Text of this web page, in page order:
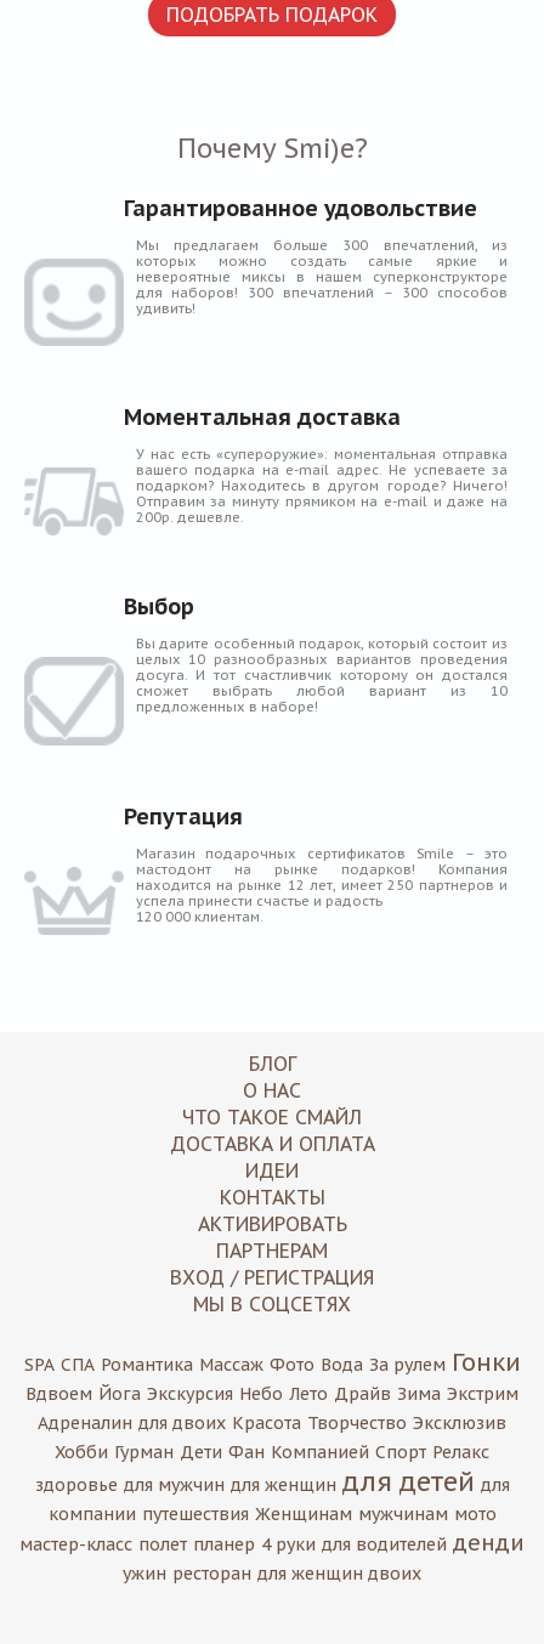
ПОДОБРАТЬ ПОДАРОК
Почему Smi)e?
Гарантированное удовольствие
Мы предлагаем больше 300 впечатлений, из
которых можно создать самые яркие и
невероятные миксы в нашем суперконструкторе
для наборов! 300 впечатлений – 300 способов
удивить!
Моментальная доставка
У нас есть «супероружие»: моментальная отправка
вашего подарка на e-mail адрес. Не успеваете за
подарком? Находитесь в другом городе? Ничего!
Отправим за минуту прямиком на e-mail и даже на
200р. дешевле.
Выбор
Вы дарите особенный подарок, который состоит из
целых 10 разнообразных вариантов проведения
досуга. И тот счастливчик которому он достался
сможет выбрать любой вариант из 10
предложенных в наборе!
Репутация
Магазин подарочных сертификатов Smile – это
мастодонт на рынке подарков! Компания
находится на рынке 12 лет, имеет 250 партнеров и
успела принести счастье и радость
120 000 клиентам.
БЛОГ
О НАС
ЧТО ТАКОЕ СМАЙЛ
ДОСТАВКА И ОПЛАТА
ИДЕИ
КОНТАКТЫ
АКТИВИРОВАТЬ
ПАРТНЕРАМ
ВХОД / РЕГИСТРАЦИЯ
МЫ В СОЦСЕТЯХ
SPA СПА Романтика Массаж Фото Вода За рулем Гонки
Вдвоем Йога Экскурсия Небо Лето Драйв Зима Экстрим
Адреналин для двоих Красота Творчество Эксклюзив
Хобби Гурман Дети Фан Компанией Спорт Релакс
здоровье для мужчин для женщин для детей для
компании путешествия Женщинам мужчинам мото
мастер-класс полет планер 4 руки для водителей денди
ужин ресторан для женщин двоих